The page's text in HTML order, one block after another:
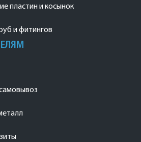
пластин и косынок
и фитингов